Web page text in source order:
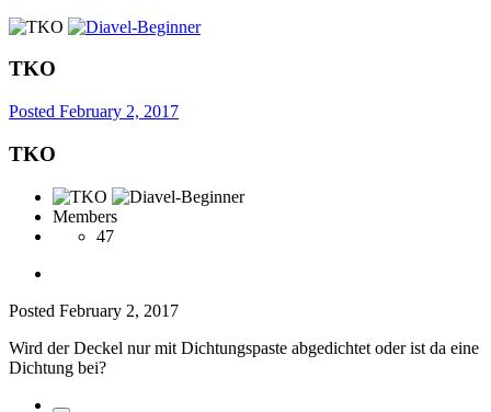
TKO
Posted February 2, 2017
TKO
Members
47
Posted February 2, 2017
Wird der Deckel nur mit Dichtungspaste abgedichtet oder ist da eine
Dichtung bei?